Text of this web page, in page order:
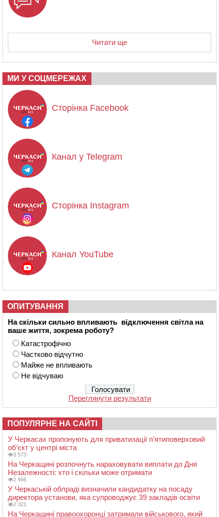
Читати ще
МИ У СОЦМЕРЕЖАХ
Сторінка Facebook
Канал у Telegram
Сторінка Instagram
Канал YouTube
ОПИТУВАННЯ
На скільки сильно впливають відключення світла на
ваше життя, зокрема роботу?
Катастрофічно
Частково відчутно
Майже не впливають
Не відчуваю
Переглянути результати
ПОПУЛЯРНЕ НА САЙТІ
У Черкасах пропонують для приватизації п’ятиповерховий
об’єкт у центрі міста
3 573
На Черкащині розпочнуть нараховувати виплати до Дня
Незалежності: хто і скільки може отримати
2 466
У Черкаській облраді визначили кандидатку на посаду
директора установи, яка супроводжує 39 закладів освіти
2 321
На Черкащині правоохоронці затримали військового, який